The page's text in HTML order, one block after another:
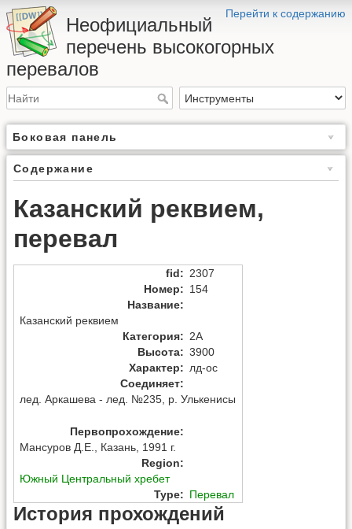
Перейти к содержанию
Неофициальный
перечень высокогорных
перевалов
Боковая панель
Содержание
Казанский реквием,
перевал
fid: 2307
Номер: 154
Название:
Казанский реквием
Категория: 2А
Высота: 3900
Характер: лд-ос
Соединяет:
лед. Аркашева - лед. №235, р. Улькенисы
Первопрохождение:
Мансуров Д.Е.
Казань 1991 г.
Region:
Южный Центральный хребет
Type: Перевал
История прохождений